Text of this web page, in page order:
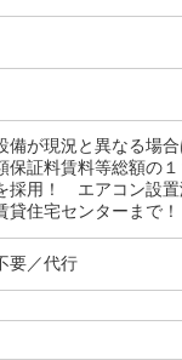
備が現況と異なる場
保証料賃料等総額の
採用！ エアコン設
貸住宅センターまで
要／代行